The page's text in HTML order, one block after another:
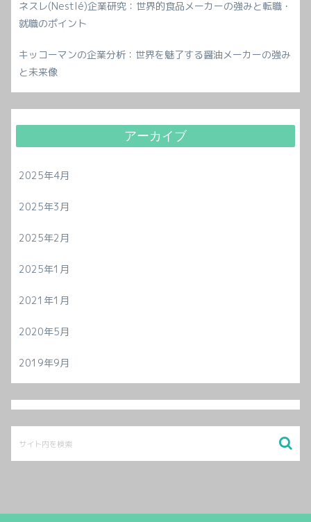
ネスレ(Nestlé)企業研究：世界的食品メーカーの強みと転職・
就職のポイント
キッコーマンの企業分析：世界を魅了する醤油メーカーの強み
と未来像
アーカイブ
2025年4月
2025年3月
2025年2月
2025年1月
2021年1月
2020年5月
2019年9月